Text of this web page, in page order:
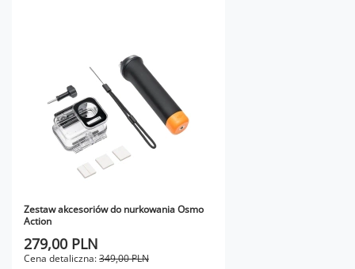
Zestaw akcesoriów do nurkowania Osmo
Action
Cena detaliczna:349,00 PLN
279,00 PLN